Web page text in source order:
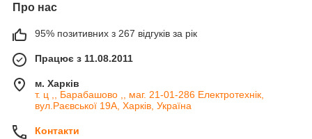
Про нас
95% позитивних з 267 відгуків за рік
Працює з 11.08.2011
м. Харків
т. ц ,, Барабашово ,, маг. 21-01-286 Електротехнік,
вул.Раєвської 19А, Харків, Україна
Контакти